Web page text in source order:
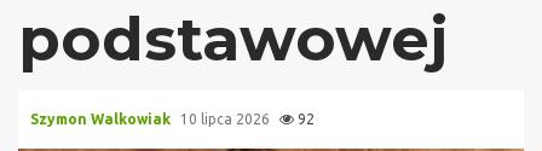
podstawowej
Szymon Walkowiak 10 lipca 2026 92